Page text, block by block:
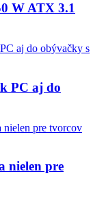
W ATX 3.1
PC aj do
nielen pre